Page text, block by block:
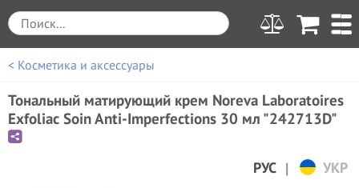
< Косметика и аксессуары
Тональный матирующий крем Noreva Laboratoires
Exfoliac Soin Anti-Imperfections 30 мл "242713D"
РУС | УКР